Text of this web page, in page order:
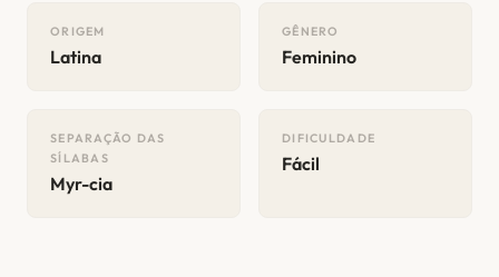
ORIGEM
Latina
GÊNERO
Feminino
SEPARAÇÃO DAS
SÍLABAS
Myr-cia
DIFICULDADE
Fácil